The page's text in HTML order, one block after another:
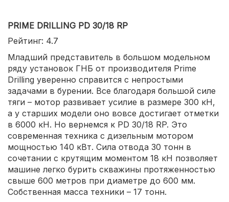
PRIME DRILLING PD 30/18 RP
Рейтинг: 4.7
Младший представитель в большом модельном
ряду установок ГНБ от производителя Prime
Drilling уверенно справится с непростыми
задачами в бурении. Все благодаря большой силе
тяги – мотор развивает усилие в размере 300 кН,
а у старших модели оно вовсе достигает отметки
в 6000 кН. Но вернемся к PD 30/18 RP. Это
современная техника с дизельным мотором
мощностью 140 кВт. Сила отвода 30 тонн в
сочетании с крутящим моментом 18 кН позволяет
машине легко бурить скважины протяженностью
свыше 600 метров при диаметре до 600 мм.
Собственная масса техники – 17 тонн.